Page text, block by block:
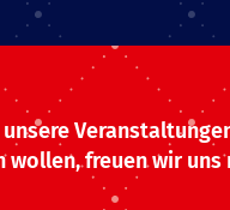
freuen wir